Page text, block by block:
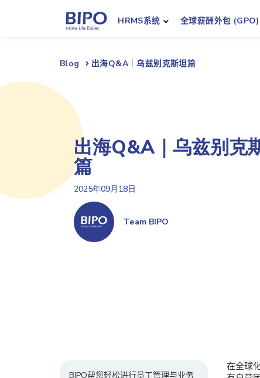
HRMS系统 全球薪酬外包 (GPO)
Blog 出海Q&A｜乌兹别克斯坦篇
出海Q&A｜乌兹别克
篇
2025年09月18日
Team BIPO
BIPO帮您轻松进行员工管理与业务
在全球